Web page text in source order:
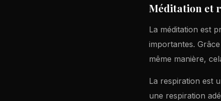
Méditation et
La méditation est
importantes.
même manière,
La respiration est
une respiration